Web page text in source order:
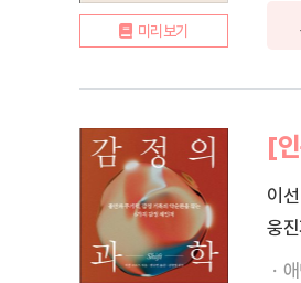
미리보기
[
이
웅
ㆍ